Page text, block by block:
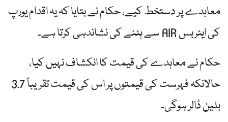
معاہدے پر دستخط کیے، حکام نے بتایا کہ یہ اقدام یورپ
کی ایئربس AIR سے ہٹنے کی نشاندہی کرتا ہے۔
حکام نے معاہدے کی قیمت کا انکشاف نہیں کیا،
حالانکہ فہرست کی قیمتوں پر اس کی قیمت تقریباً 3.7
بلین ڈالر ہوگی۔